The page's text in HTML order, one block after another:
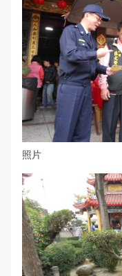
照片